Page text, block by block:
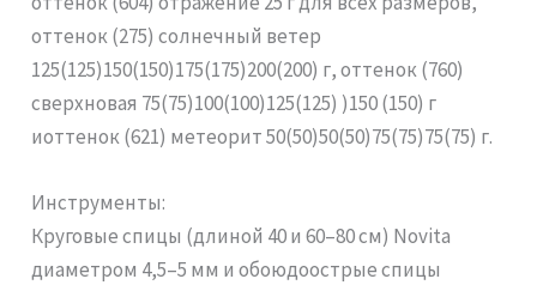
оттенок (275) солнечный ветер
125(125)150(150)175(175)200(200) г, оттенок (760)
сверхновая 75(75)100(100)125(125) )150 (150) г
иоттенок (621) метеорит 50(50)50(50)75(75)75(75) г.
Инструменты:
Круговые спицы (длиной 40 и 60–80 см) Novita
диаметром 4,5–5 мм и обоюдоострые спицы